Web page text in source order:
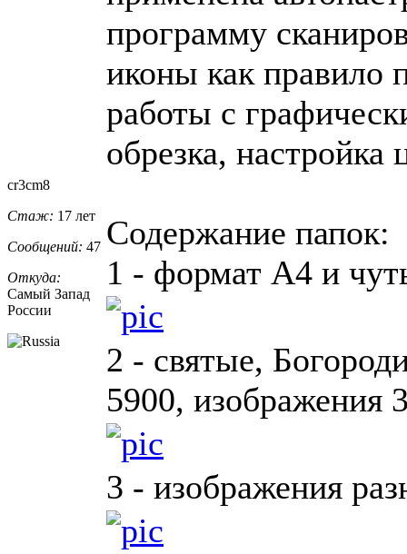
cr3cm8
Стаж: 17 лет
Сообщений: 47
Откуда:
Самый Запад
России
программу
иконы как правило
работы с
обрезка, настройка
Содержание папок:
1 - формат А4 и
2 - святые,
5900, изображения
3 - изображения